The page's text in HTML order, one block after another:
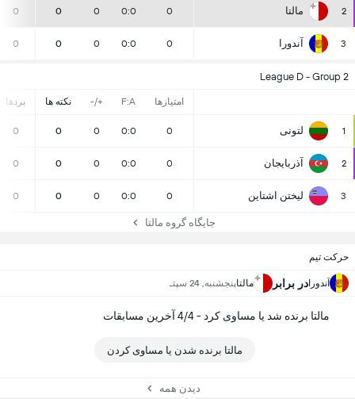
2 مالتا 0
0:0
0
0
0
3 آندورا 0
0:0
0
0
0
League D - Group 2
امتیازها F:A
+/- نکته ها بردها
1 لتونی 0
0:0
0
0
0
2 آذربایجان 0
0:0
0
0
0
3 لیختن اشتاین 0
0:0
0
0
0
جایگاه گروه مالتا
حرکت تیم
آندورا در برابر مالتاپنجشنبه, 24 سپتـ
مالتا برنده شد یا مساوی کرد - 4/4 آخرین مسابقات
مالتا برنده شدن یا مساوی کردن
دیدن همه